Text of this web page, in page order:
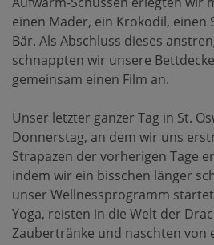
einen Mader, ein Krokodil, einen
Bär. Als Abschluss dieses
schnappten wir unsere
gemeinsam einen Film an.
Unser letzter ganzer Tag in St.
Donnerstag, an dem wir uns
Strapazen der vorherigen Tage
indem wir ein bisschen länger
unser Wellnessprogramm
Yoga, reisten in die Welt der
Zaubertränke und naschten von